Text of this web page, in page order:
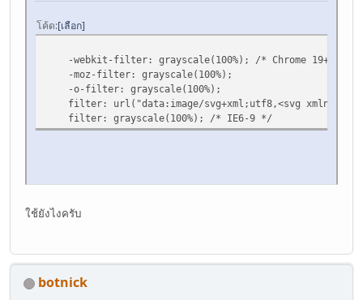
โค้ด เลือก
-webkit-filter: grayscale(100%); /* Chrome 19+,
-moz-filter: grayscale(100%);
-o-filter: grayscale(100%);
filter: url("data:image/svg+xml;utf8,<svg
filter: grayscale(100%); /* IE6-9 */
ใช้ยังไงครับ
botnick